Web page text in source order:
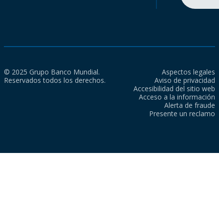
© 2025 Grupo Banco Mundial.
Reservados todos los derechos.
Aspectos legales
Aviso de privacidad
Accesibilidad del sitio web
Acceso a la información
Alerta de fraude
Presente un reclamo